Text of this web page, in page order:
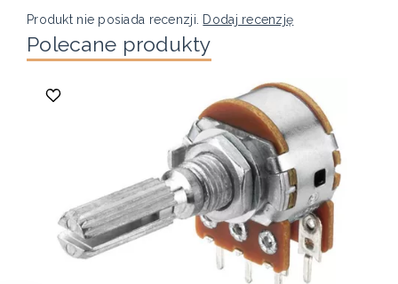
Produkt nie posiada recenzji. Dodaj recenzję
Polecane produkty